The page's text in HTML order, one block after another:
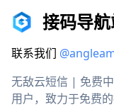
接码导
联系我们
无敌云短信 | 免费
用户，致力于免费